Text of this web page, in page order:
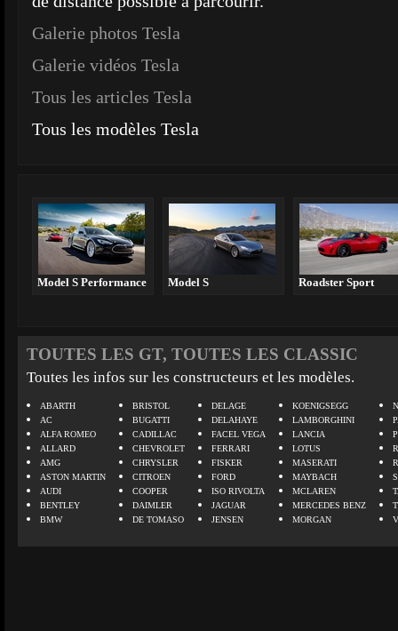
Galerie photos Tesla
Galerie vidéos Tesla
Tous les articles Tesla
Tous les modèles Tesla
Model S Performance Model S Roadster Sport
TOUTES LES GT, TOUTES LES CLASSIC
Toutes les infos sur les constructeurs et les modèles.
ABARTH
AC
ALFA ROMEO
ALLARD
AMG
ASTON MARTIN
AUDI
BENTLEY
BMW
BRISTOL
BUGATTI
CADILLAC
CHEVROLET
CHRYSLER
CITROEN
COOPER
DAIMLER
DE TOMASO
DELAGE
DELAHAYE
FACEL VEGA
FERRARI
FISKER
FORD
ISO RIVOLTA
JAGUAR
JENSEN
KOENIGSEGG
LAMBORGHINI
LANCIA
LOTUS
MASERATI
MAYBACH
MCLAREN
MERCEDES BENZ
MORGAN